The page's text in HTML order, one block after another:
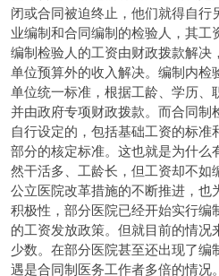
闭或合同被迫终止，他们就得自
业编制和合同编制的检验人，其工
编制检验人的工资由财政拨款解决
单位预算外的收入解决。编制内检
单位统一标准，根据工龄、学历、
并由政府专项财政拨款。而合同制
自行设定的，包括基础工资的标
部分的核定标准。这也就是为什么
然干活多、工龄长，但工资却不
公立医院改革措施的不断推进，也
积极性，部分医院已经开始实行编
的工资发放政策。但就目前的情况
少数。在部分医院甚至还出现了
遇是合同制医务工作者多倍的情况